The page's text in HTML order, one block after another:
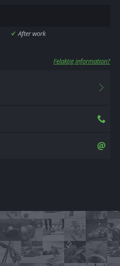
After work
Felaktig information?